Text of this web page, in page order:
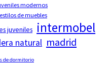
modernos
estilos de muebles
juveniles intermobel
natural madrid
de dormitorio